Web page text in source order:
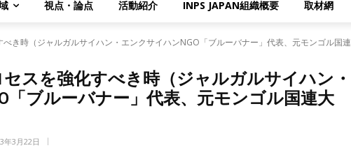
視点・論点 活動紹介 INPS JAPAN組織概要 取材網
べき時（ジャルガルサイハン・エンクサイハンNGO「ブルーバナー」代表、元モンゴル国連
セスを強化すべき時（ジャルガルサイハン・
「ブルーバナー」代表、元モンゴル国連大
年3月22日